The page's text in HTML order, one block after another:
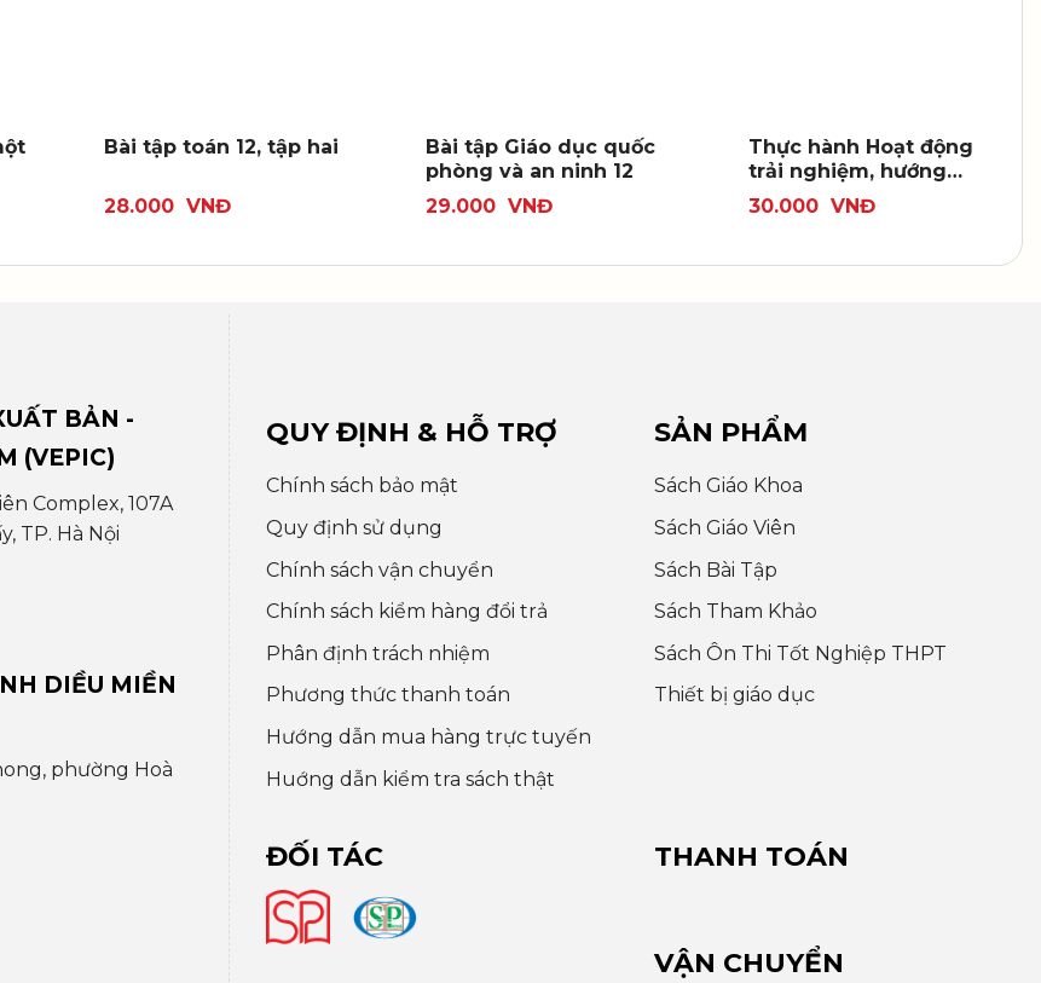
Bài tập toán 12, tập hai
28.000 VNĐ
Bài tập Giáo dục quốc
phòng và an ninh 12
29.000 VNĐ
Thực hành Hoạt động
trải nghiệm, hướng
nghiệp 12
30.000 VNĐ
BẢN -
(VEPIC)
Complex, 107A
TP. Hà Nội
DIỀU MIỀN
phường Hoà
QUY ĐỊNH & HỖ TRỢ
Chính sách bảo mật
Quy định sử dụng
Chính sách vận chuyển
Chính sách kiểm hàng đổi trả
Phân định trách nhiệm
Phương thức thanh toán
Hướng dẫn mua hàng trực tuyến
Huớng dẫn kiểm tra sách thật
SẢN PHẨM
Sách Giáo Khoa
Sách Giáo Viên
Sách Bài Tập
Sách Tham Khảo
Sách Ôn Thi Tốt Nghiệp THPT
Thiết bị giáo dục
ĐỐI TÁC THANH TOÁN
VẬN CHUYỂN